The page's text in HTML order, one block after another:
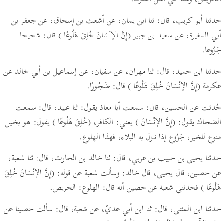
حدثنا أبو كريب، قال: ثنا ابن يمان، عن أشعث بن إسحاق، عن جعفر بن
أبي المغيرة، عن سعيد بن جبير(إِنَّ الإنْسَانَ خُلِقَ هَلُوعًا ) قال: شحيحا
جَزُوعا.
حدثنا ابن حميد، قال: ثنا مهران، عن سفيان، عن إسماعيل بن أبي خالد عن
عكرمة(إِنَّ الإنْسَانَ خُلِقَ هَلُوعًا ) قال: ضَجُورًا.
حُدثت عن الحسين، قال: سمعت أبا معاذ يقول: ثنا عبيد، قال: سمعت
الضحاك يقول: (إِنَّ الإنْسَانَ ) يعني: الكافر، (خُلِقَ هَلُوعًا ) يقول: هو بخيل
منوع للخير، جَزُوع إذا نـزل به البلاء، فهذا الهلوع.
حدثنا يحيى بن حبيب بن عربي، قال: ثنا خالد بن الحارث، قال: ثنا شعبة،
عن حصين، قال يحيى، قال خالد: وسألت شعبة عن قوله: (إِنَّ الإنْسَانَ خُلِقَ
هَلُوعًا ) فحدثني شعبة عن حصين أنه قال: الهلوع: الحريص.
حدثنا ابن المثنى، قال: ثنا ابن أبي عديّ، عن شعبة، قال: سألت حصينا عن